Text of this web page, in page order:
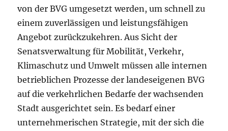
von der BVG umgesetzt werden, um schnell zu
einem zuverlässigen und leistungsfähigen
Angebot zurückzukehren. Aus Sicht der
Senatsverwaltung für Mobilität, Verkehr,
Klimaschutz und Umwelt müssen alle internen
betrieblichen Prozesse der landeseigenen BVG
auf die verkehrlichen Bedarfe der wachsenden
Stadt ausgerichtet sein. Es bedarf einer
unternehmerischen Strategie, mit der sich die